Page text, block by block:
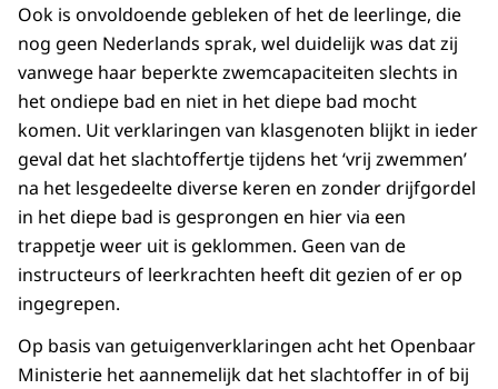
Ook is onvoldoende gebleken of het de leerlinge, die
nog geen Nederlands sprak, wel duidelijk was dat zij
vanwege haar beperkte zwemcapaciteiten slechts in
het ondiepe bad en niet in het diepe bad mocht
komen. Uit verklaringen van klasgenoten blijkt in ieder
geval dat het slachtoffertje tijdens het ‘vrij zwemmen’
na het lesgedeelte diverse keren en zonder drijfgordel
in het diepe bad is gesprongen en hier via een
trappetje weer uit is geklommen. Geen van de
instructeurs of leerkrachten heeft dit gezien of er op
ingegrepen.
Op basis van getuigenverklaringen acht het Openbaar
Ministerie het aannemelijk dat het slachtoffer in of bij